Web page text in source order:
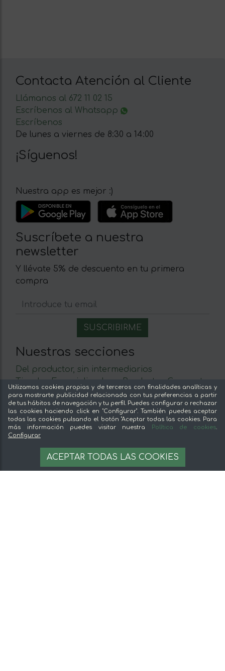
AÑADIR A LA CESTA
Contacta Atención al Cliente
Llámanos al 672 11 02 15
Escríbenos al Whatsapp
Escríbenos
De lunes a viernes de 8:30 a 14:00
¡Síguenos!
Nuestra app es mejor :)
Suscríbete a nuestra
newsletter
Y llévate 5% de descuento en tu primera
compra
Nuestras secciones
Del productor, sin intermediarios
Tiendas Especializadas y Productos Gourmet
Nuestras cocinas
Supermercado
Ofertas y promociones
Recomienda y gana
Descubre los alimentos
Sobre mentta
Utilizamos cookies propias y de terceros con finalidades analíticas y
para mostrarte publicidad relacionada con tus preferencias a partir
de tus hábitos de navegación y tu perfil. Puedes configurar o rechazar
las cookies haciendo click en "Configurar". También puedes aceptar
todas las cookies pulsando el botón "Aceptar todas las cookies. Para
más información puedes visitar nuestra
Política de cookies.
Configurar
ACEPTAR TODAS LAS COOKIES